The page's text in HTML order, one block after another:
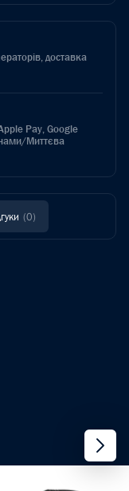
доставка
Pay, Google
Миттєва
(0)